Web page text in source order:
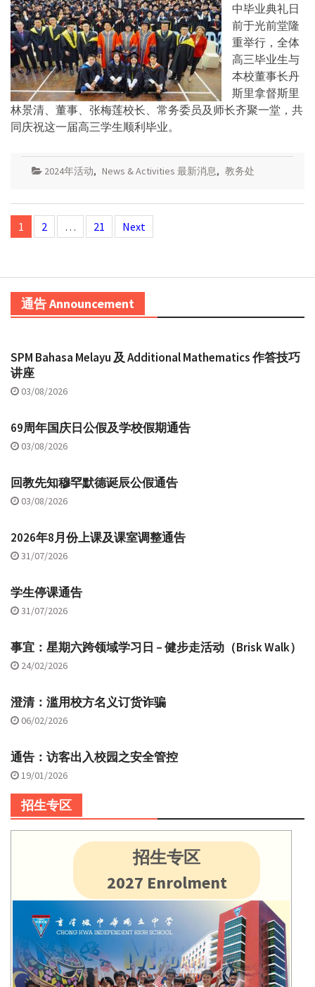
中毕业典礼日
前于光前堂隆
重举行，全体
高三毕业生与
本校董事长丹
斯里拿督斯里
林景清、董事、张梅莲校长、常务委员及师长齐聚一堂，共
同庆祝这一届高三学生顺利毕业。
2024年活动, News & Activities 最新消息, 教务处
Posts
navigation
1 2 … 21 Next
通告 Announcement
SPM Bahasa Melayu 及 Additional Mathematics 作答技巧
讲座
03/08/2026
69周年国庆日公假及学校假期通告
03/08/2026
回教先知穆罕默德诞辰公假通告
03/08/2026
2026年8月份上课及课室调整通告
31/07/2026
学生停课通告
31/07/2026
事宜：星期六跨领域学习日 – 健步走活动（Brisk Walk）
24/02/2026
澄清：滥用校方名义订货诈骗
06/02/2026
通告：访客出入校园之安全管控
19/01/2026
招生专区
招生专区
2027 Enrolment